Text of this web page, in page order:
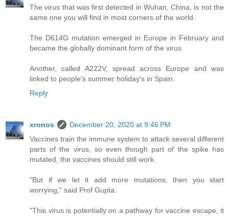
The virus that was first detected in Wuhan, China, is not the
same one you will find in most corners of the world.
The D614G mutation emerged in Europe in February and
became the globally dominant form of the virus.
Another, called A222V, spread across Europe and was
linked to people's summer holiday's in Spain.
Reply
xronos
December 20, 2020 at 9:46 PM
Vaccines train the immune system to attack several different
parts of the virus, so even though part of the spike has
mutated, the vaccines should still work.
"But if we let it add more mutations, then you start
worrying," said Prof Gupta.
"This virus is potentially on a pathway for vaccine escape, it